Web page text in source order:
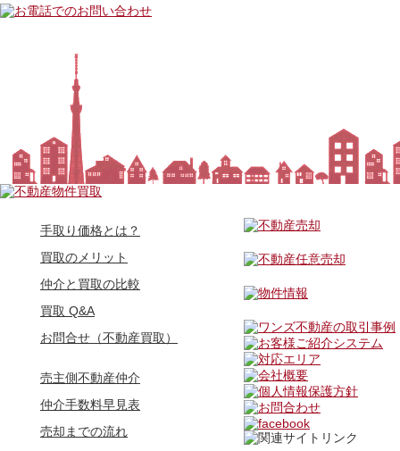
手取り価格とは？
買取のメリット
仲介と買取の比較
買取 Q&A
お問合せ（不動産買取）
売主側不動産仲介
仲介手数料早見表
売却までの流れ